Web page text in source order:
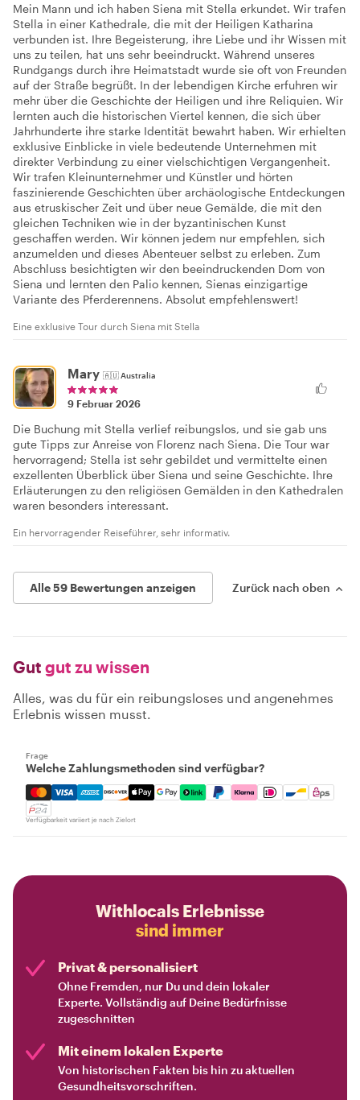
Mein Mann und ich haben Siena mit Stella erkundet. Wir trafen
Stella in einer Kathedrale, die mit der Heiligen Katharina
verbunden ist. Ihre Begeisterung, ihre Liebe und ihr Wissen mit
uns zu teilen, hat uns sehr beeindruckt. Während unseres
Rundgangs durch ihre Heimatstadt wurde sie oft von Freunden
auf der Straße begrüßt. In der lebendigen Kirche erfuhren wir
mehr über die Geschichte der Heiligen und ihre Reliquien. Wir
lernten auch die historischen Viertel kennen, die sich über
Jahrhunderte ihre starke Identität bewahrt haben. Wir erhielten
exklusive Einblicke in viele bedeutende Unternehmen mit
direkter Verbindung zu einer vielschichtigen Vergangenheit.
Wir trafen Kleinunternehmer und Künstler und hörten
faszinierende Geschichten über archäologische Entdeckungen
aus etruskischer Zeit und über neue Gemälde, die mit den
gleichen Techniken wie in der byzantinischen Kunst
geschaffen werden. Wir können jedem nur empfehlen, sich
anzumelden und dieses Abenteuer selbst zu erleben. Zum
Abschluss besichtigten wir den beeindruckenden Dom von
Siena und lernten den Palio kennen, Sienas einzigartige
Variante des Pferderennens. Absolut empfehlenswert!
Eine exklusive Tour durch Siena mit Stella
Mary 🇦🇺Australia
9 Februar 2026
Die Buchung mit Stella verlief reibungslos, und sie gab uns
gute Tipps zur Anreise von Florenz nach Siena. Die Tour war
hervorragend; Stella ist sehr gebildet und vermittelte einen
exzellenten Überblick über Siena und seine Geschichte. Ihre
Erläuterungen zu den religiösen Gemälden in den Kathedralen
waren besonders interessant.
Ein hervorragender Reiseführer, sehr informativ.
Alle 59 Bewertungen anzeigen Zurück nach oben
Gut gut zu wissen
Alles, was du für ein reibungsloses und angenehmes
Erlebnis wissen musst.
Frage
Welche Zahlungsmethoden sind verfügbar?
Mastercard, Visa, Amex, Discover, Apple Pay, Google
Verfügbarkeit variiert je nach Zielort
Withlocals Erlebnisse
sind immer
Privat & personalisiert
Ohne Fremden, nur Du und dein lokaler
Experte. Vollständig auf Deine Bedürfnisse
zugeschnitten
Mit einem lokalen Experte
Von historischen Fakten bis hin zu aktuellen
Gesundheitsvorschriften.